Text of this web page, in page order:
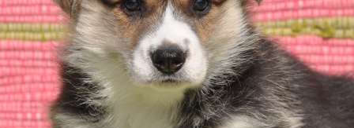
ГАЛЕРЕЇ